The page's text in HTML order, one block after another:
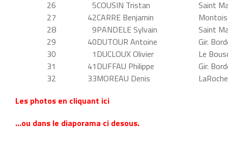
26
5COUSIN Tristan
Saint
27
42CARRE Benjamin
Montois
28
9PANDELE Sylvain
Saint
29
40DUTOUR Antoine
Gir.
30
1DUCLOUX Olivier
Le
31
41DUFFAU Philippe
Gir.
32
33MOREAU Denis
Les photos en cliquant ici
…ou dans le diaporama ci desous.